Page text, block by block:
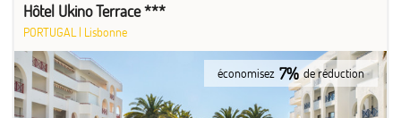
Hôtel Ukino Terrace ***
PORTUGAL | Lisbonne
économisez 7% de réduction